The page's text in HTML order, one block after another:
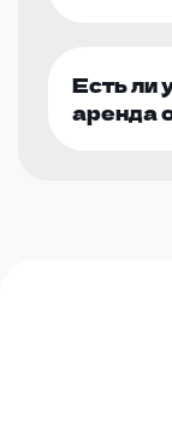
Есть ли
аренда